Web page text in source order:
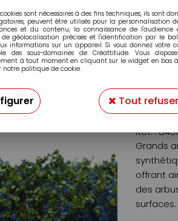
9,
Réf. :
Grands
offrant
des
surfaces.
sont nécessaires à des fins techniques, ils sont
peuvent être utilisés pour la personnalisation
et du contenu, la connaissance de
de géolocalisation précises et l'identification par le
informations sur un appareil. Si vous donnez votre
des sous-domaines de Créattitude. Vous
à tout moment en cliquant sur le widget en bas
notre politique de cookie.
Tout refuser